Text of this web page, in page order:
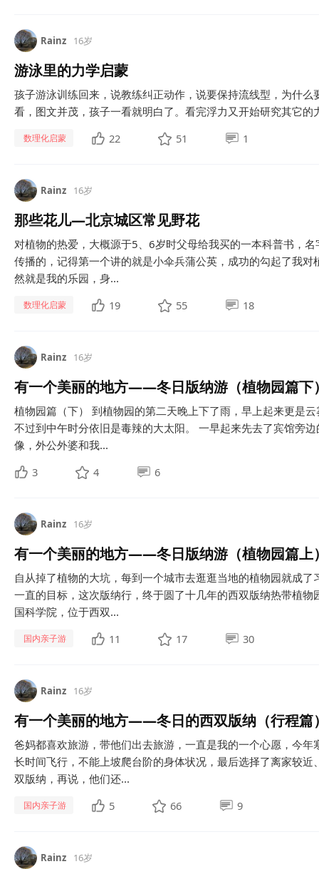
Rainz 16岁
游泳里的力学启蒙
孩子游泳训练回来，说教练纠正动作，说要保持流线型，为什
看，图文并茂，孩子一看就明白了。看完浮力又开始研究其它
数理化启蒙 22 51 1
Rainz 16岁
那些花儿—北京城区常见野花
对植物的热爱，大概源于5、6岁时父母给我买的一本科普书，
传播的，记得第一个讲的就是小伞兵蒲公英，成功的勾起了我
然就是我的乐园，身...
数理化启蒙 19 55 18
Rainz 16岁
有一个美丽的地方——冬日版纳游（植物园篇下
植物园篇（下） 到植物园的第二天晚上下了雨，早上起来更是
不过到中午时分依旧是毒辣的大太阳。 一早起来先去了宾馆旁
像，外公外婆和我...
3
4 6
Rainz 16岁
有一个美丽的地方——冬日版纳游（植物园篇上
自从掉了植物的大坑，每到一个城市去逛逛当地的植物园就成
一直的目标，这次版纳行，终于圆了十几年的西双版纳热带植
国科学院，位于西双...
国内亲子游 11 17 30
Rainz 16岁
有一个美丽的地方——冬日的西双版纳（行程篇
爸妈都喜欢旅游，带他们出去旅游，一直是我的一个心愿，今
长时间飞行，不能上坡爬台阶的身体状况，最后选择了离家较
双版纳，再说，他们还...
国内亲子游 5 66 9
Rainz 16岁